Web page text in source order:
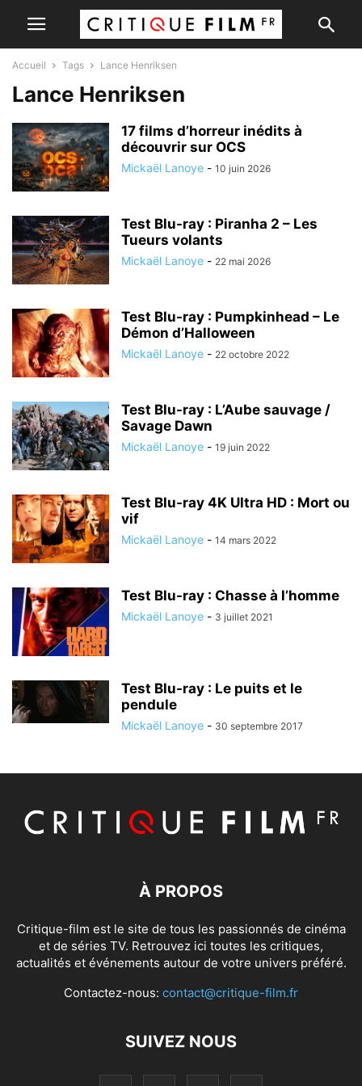
Accueil Tags Lance Henriksen
Lance Henriksen
17 films d’horreur inédits à
découvrir sur OCS
Mickaël Lanoye - 10 juin 2026
Test Blu-ray : Piranha 2 – Les
Tueurs volants
Mickaël Lanoye - 22 mai 2026
Test Blu-ray : Pumpkinhead – Le
Démon d’Halloween
Mickaël Lanoye - 22 octobre 2022
Test Blu-ray : L’Aube sauvage /
Savage Dawn
Mickaël Lanoye - 19 juin 2022
Test Blu-ray 4K Ultra HD : Mort ou
vif
Mickaël Lanoye - 14 mars 2022
Test Blu-ray : Chasse à l’homme
Mickaël Lanoye - 3 juillet 2021
Test Blu-ray : Le puits et le
pendule
Mickaël Lanoye - 30 septembre 2017
À PROPOS
Critique-film est le site de tous les passionnés de cinéma
et de séries TV. Retrouvez ici toutes les critiques,
actualités et événements autour de votre univers préféré.
Contactez-nous: contact@critique-film.fr
SUIVEZ NOUS